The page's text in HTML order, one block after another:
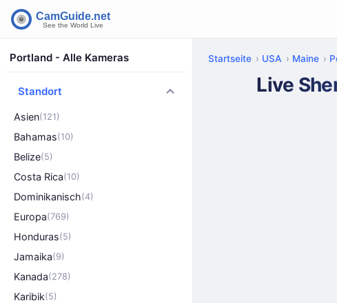
Portland - Alle Kameras
Standort
Asien(121)
Bahamas(10)
Belize(5)
Costa Rica(10)
Dominikanisch(4)
Europa(769)
Honduras(5)
Jamaika(9)
Kanada(278)
Karibik(5)
Startseite USA Maine
Live